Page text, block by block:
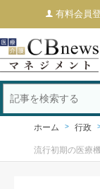
有料会員
ホーム 行政
流行初期の医療